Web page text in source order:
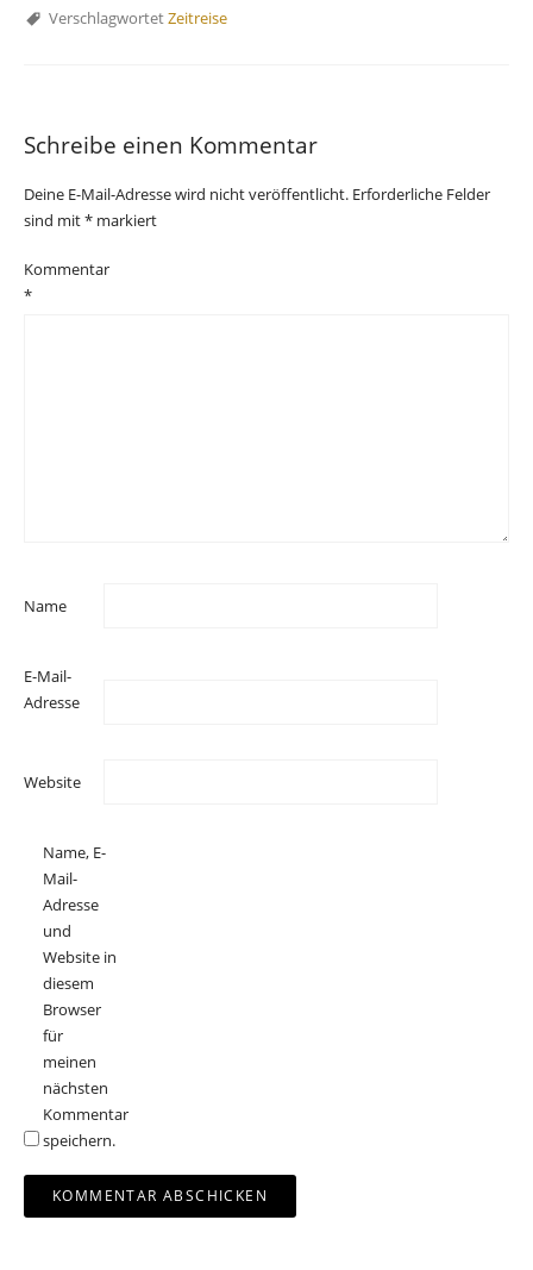
VerschlagwortetZeitreise
Schreibe einen Kommentar
Deine E-Mail-Adresse wird nicht veröffentlicht. Erforderliche Felder
sind mit* markiert
Kommentar
*
Name
E-Mail-
Adresse
Website
Name, E-
Mail-
Adresse
und
Website in
diesem
Browser
für
meinen
nächsten
Kommentar
speichern.